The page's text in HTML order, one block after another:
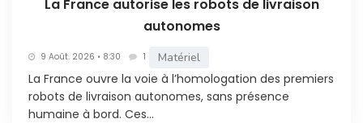
La France autorise les robots de livraison
autonomes
9 Août. 2026 • 8:30 1 Matériel
La France ouvre la voie à l’homologation des premiers
robots de livraison autonomes, sans présence
humaine à bord. Ces...